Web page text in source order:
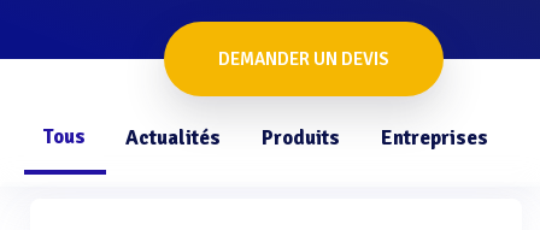
DEMANDER UN DEVIS
Tous Actualités Produits Entreprises